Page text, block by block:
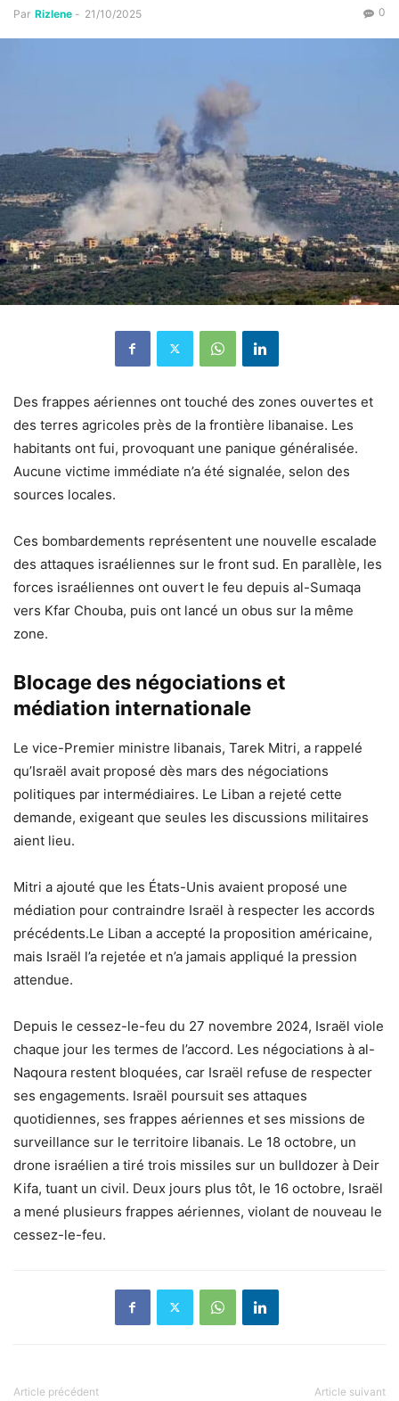
Par Rizlene - 21/10/2025 0
Des frappes aériennes ont touché des zones ouvertes et
des terres agricoles près de la frontière libanaise. Les
habitants ont fui, provoquant une panique généralisée.
Aucune victime immédiate n’a été signalée, selon des
sources locales.
Ces bombardements représentent une nouvelle escalade
des attaques israéliennes sur le front sud. En parallèle, les
forces israéliennes ont ouvert le feu depuis al-Sumaqa
vers Kfar Chouba, puis ont lancé un obus sur la même
zone.
Blocage des négociations et
médiation internationale
Le vice-Premier ministre libanais, Tarek Mitri, a rappelé
qu’Israël avait proposé dès mars des négociations
politiques par intermédiaires. Le Liban a rejeté cette
demande, exigeant que seules les discussions militaires
aient lieu.
Mitri a ajouté que les États-Unis avaient proposé une
médiation pour contraindre Israël à respecter les accords
précédents.Le Liban a accepté la proposition américaine,
mais Israël l’a rejetée et n’a jamais appliqué la pression
attendue.
Depuis le cessez-le-feu du 27 novembre 2024, Israël viole
chaque jour les termes de l’accord. Les négociations à al-
Naqoura restent bloquées, car Israël refuse de respecter
ses engagements. Israël poursuit ses attaques
quotidiennes, ses frappes aériennes et ses missions de
surveillance sur le territoire libanais. Le 18 octobre, un
drone israélien a tiré trois missiles sur un bulldozer à Deir
Kifa, tuant un civil. Deux jours plus tôt, le 16 octobre, Israël
a mené plusieurs frappes aériennes, violant de nouveau le
cessez-le-feu.
Article précédent Article suivant